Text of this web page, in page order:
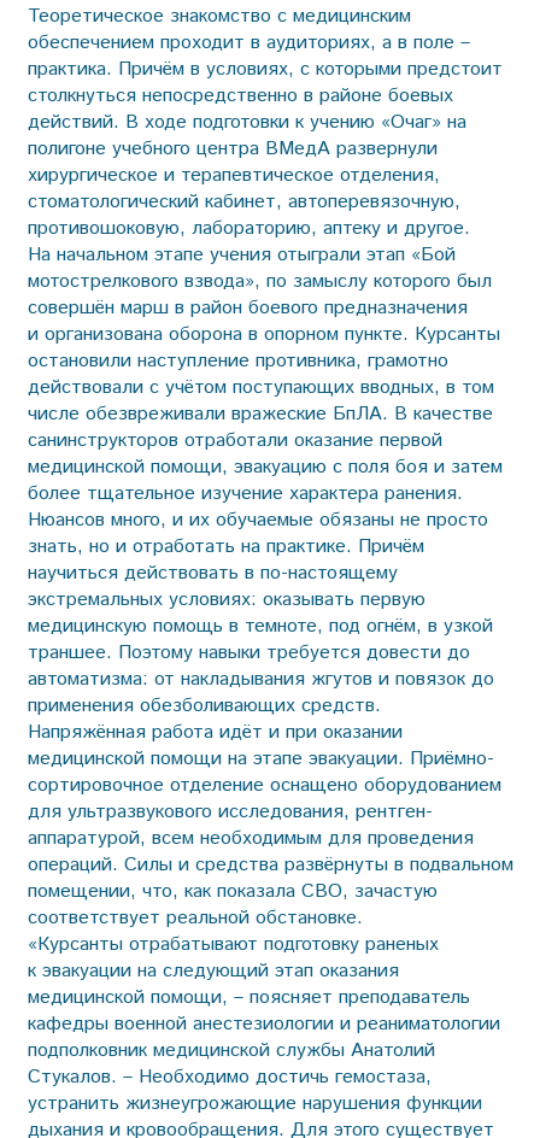
Теоретическое знакомство с медицинским
обеспечением проходит в аудиториях, а в поле –
практика. Причём в условиях, с которыми предстоит
столкнуться непосредственно в районе боевых
действий. В ходе подготовки к учению «Очаг» на
полигоне учебного центра ВМедА развернули
хирургическое и терапевтическое отделения,
стоматологический кабинет, автоперевязочную,
противошоковую, лабораторию, аптеку и другое.
На начальном этапе учения отыграли этап «Бой
мотострелкового взвода», по замыслу которого был
совершён марш в район боевого предназначения
и организована оборона в опорном пункте. Курсанты
остановили наступление противника, грамотно
действовали с учётом поступающих вводных, в том
числе обезвреживали вражеские БпЛА. В качестве
санинструкторов отработали оказание первой
медицинской помощи, эвакуацию с поля боя и затем
более тщательное изучение характера ранения.
Нюансов много, и их обучаемые обязаны не просто
знать, но и отработать на практике. Причём
научиться действовать в по-настоящему
экстремальных условиях: оказывать первую
медицинскую помощь в темноте, под огнём, в узкой
траншее. Поэтому навыки требуется довести до
автоматизма: от накладывания жгутов и повязок до
применения обезболивающих средств.
Напряжённая работа идёт и при оказании
медицинской помощи на этапе эвакуации. Приёмно-
сортировочное отделение оснащено оборудованием
для ультразвукового исследования, рентген-
аппаратурой, всем необходимым для проведения
операций. Силы и средства развёрнуты в подвальном
помещении, что, как показала СВО, зачастую
соответствует реальной обстановке.
«Курсанты отрабатывают подготовку раненых
к эвакуации на следующий этап оказания
медицинской помощи, – поясняет преподаватель
кафедры военной анестезиологии и реаниматологии
подполковник медицинской службы Анатолий
Стукалов. – Необходимо достичь гемостаза,
устранить жизнеугрожающие нарушения функции
дыхания и кровообращения. Для этого существует